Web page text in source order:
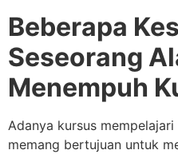
Beberapa
Seseorang
Menempuh
Adanya kursus mempelajari
memang bertujuan untuk